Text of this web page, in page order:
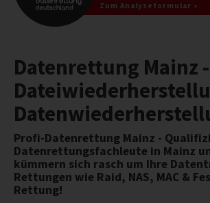
Zum Analyseformular »
Datenrettung Mainz -
Profi-Datenrettung Mainz -
Datenrettungsfachleute in Mainz
kümmern sich rasch um Ihre
Rettungen wie Raid, NAS, MAC &
Rettung!